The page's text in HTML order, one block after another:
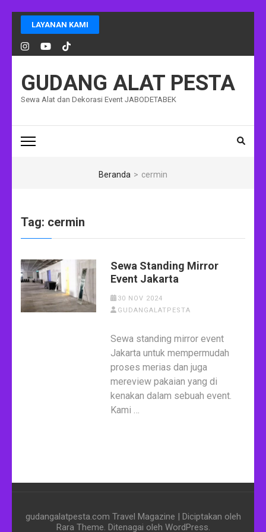
Lompat
ke
konten
Enter)
LAYANAN KAMI
GUDANG ALAT PESTA
Sewa Alat dan Dekorasi Event JABODETABEK
Beranda > cermin
Tag: cermin
Sewa Standing Mirror
Event Jakarta
30 NOV 2024
GUDANGALATPESTA
Sewa standing mirror event
Jakarta untuk mempermudah
proses merias dan juga
mereview pakaian yang di
kenakan dalam sebuah event.
Kami …
gudangalatpesta.com Travel Magazine | Diciptakan oleh
Rara Theme . Ditenagai oleh WordPress